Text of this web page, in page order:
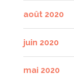
août 2020
juin 2020
mai 2020